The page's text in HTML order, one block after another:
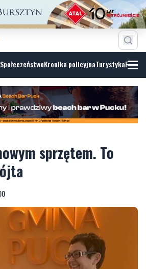
SpołeczeństwoKronika policyjnaTurystyka
sprzętem. To